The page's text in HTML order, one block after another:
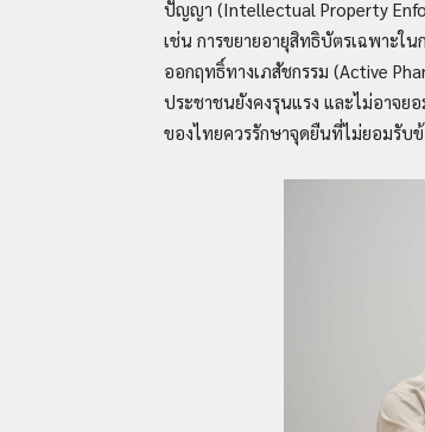
ปัญญา (Intellectual Property
เช่น การขยายอายุสิทธิบัตรเฉพาะ
ออกฤทธิ์ทางเภสัชกรรม (Active
ประชาชนยังคงรุนแรง และไม่อาจ
ของไทยควรรักษาจุดยืนที่ไม่ยอมรับ